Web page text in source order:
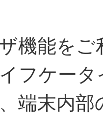
機能を
フケー
端末内